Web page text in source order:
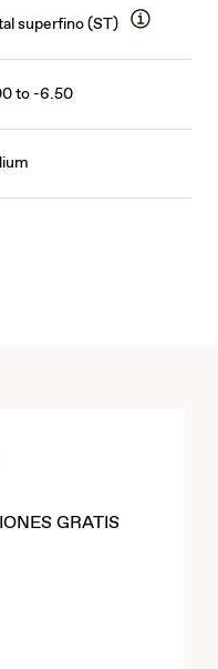
superfino (ST)
to -6.50
GRATIS